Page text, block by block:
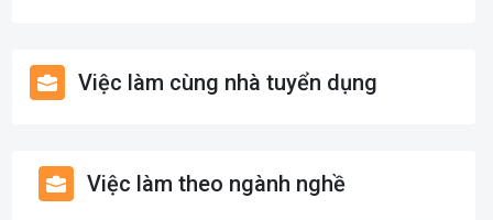
Việc làm cùng nhà tuyển dụng
Việc làm theo ngành nghề